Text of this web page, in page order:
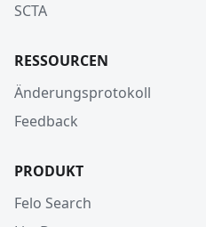
SCTA
RESSOURCEN
Änderungsprotokoll
Feedback
PRODUKT
Felo Search